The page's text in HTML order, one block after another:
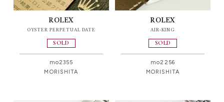
ROLEX
OYSTER PERPETUAL DATE
SOLD
mo2355
MORISHITA
ROLEX
AIR-KING
SOLD
mo2256
MORISHITA